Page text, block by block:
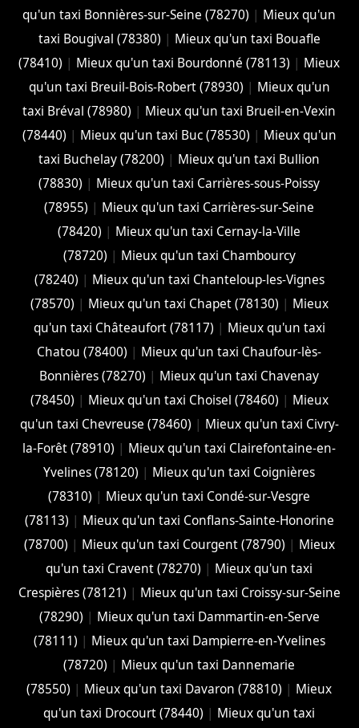
qu'un taxi Bonnières-sur-Seine (78270) | Mieux qu'un
taxi Bougival (78380) | Mieux qu'un taxi Bouafle
(78410) | Mieux qu'un taxi Bourdonné (78113) | Mieux
qu'un taxi Breuil-Bois-Robert (78930) | Mieux qu'un
taxi Bréval (78980) | Mieux qu'un taxi Brueil-en-Vexin
(78440) | Mieux qu'un taxi Buc (78530) | Mieux qu'un
taxi Buchelay (78200) | Mieux qu'un taxi Bullion
(78830) | Mieux qu'un taxi Carrières-sous-Poissy
(78955) | Mieux qu'un taxi Carrières-sur-Seine
(78420) | Mieux qu'un taxi Cernay-la-Ville
(78720) | Mieux qu'un taxi Chambourcy
(78240) | Mieux qu'un taxi Chanteloup-les-Vignes
(78570) | Mieux qu'un taxi Chapet (78130) | Mieux
qu'un taxi Châteaufort (78117) | Mieux qu'un taxi
Chatou (78400) | Mieux qu'un taxi Chaufour-lès-
Bonnières (78270) | Mieux qu'un taxi Chavenay
(78450) | Mieux qu'un taxi Choisel (78460) | Mieux
qu'un taxi Chevreuse (78460) | Mieux qu'un taxi Civry-
la-Forêt (78910) | Mieux qu'un taxi Clairefontaine-en-
Yvelines (78120) | Mieux qu'un taxi Coignières
(78310) | Mieux qu'un taxi Condé-sur-Vesgre
(78113) | Mieux qu'un taxi Conflans-Sainte-Honorine
(78700) | Mieux qu'un taxi Courgent (78790) | Mieux
qu'un taxi Cravent (78270) | Mieux qu'un taxi
Crespières (78121) | Mieux qu'un taxi Croissy-sur-Seine
(78290) | Mieux qu'un taxi Dammartin-en-Serve
(78111) | Mieux qu'un taxi Dampierre-en-Yvelines
(78720) | Mieux qu'un taxi Dannemarie
(78550) | Mieux qu'un taxi Davaron (78810) | Mieux
qu'un taxi Drocourt (78440) | Mieux qu'un taxi